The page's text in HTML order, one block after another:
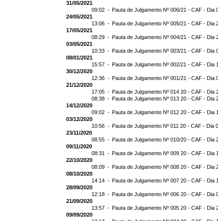
31/05/2021
09:02 - Pauta de Julgamento Nº 006/21 - CAF - Dia
24/05/2021
13:06 - Pauta de Julgamento Nº 005/21 - CAF - Dia
17/05/2021
08:29 - Pauta de Julgamento Nº 004/21 - CAF - Dia
03/05/2021
10:33 - Pauta de Julgamento Nº 003/21 - CAF - Dia
08/01/2021
15:57 - Pauta de Julgamento Nº 002/21 - CAF - Dia
30/12/2020
12:36 - Pauta de Julgamento Nº 001/21 - CAF - Dia
21/12/2020
17:05 - Pauta de Julgamento Nº 014 20 - CAF - Dia
08:38 - Pauta de Julgamento Nº 013 20 - CAF - Dia
14/12/2020
09:02 - Pauta de Julgamento Nº 012 20 - CAF - Dia
03/12/2020
10:56 - Pauta de Julgamento Nº 011 20 - CAF - Dia
23/11/2020
08:55 - Pauta de Julgamento Nº 010/20 - CAF - Dia
09/11/2020
08:31 - Pauta de Julgamento Nº 009 20 - CAF - Dia
22/10/2020
08:09 - Pauta de Julgamento Nº 008 20 - CAF - Dia
08/10/2020
14:14 - Pauta de Julgamento Nº 007 20 - CAF - Dia
28/09/2020
12:18 - Pauta de Julgamento Nº 006 20 - CAF - Dia
21/09/2020
13:57 - Pauta de Julgamento Nº 005 20 - CAF - Dia
09/09/2020